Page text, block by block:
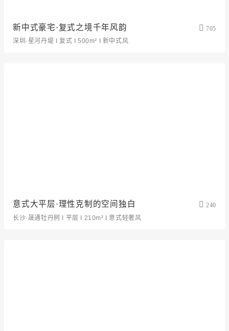
新中式豪宅·复式之境千年风韵
705
深圳·星河丹堤 I 复式 I 500m² I 新中式风
意式大平层·理性克制的空间独白
240
长沙·晟通牡丹舸 I 平层 I 210m² I 意式轻奢风